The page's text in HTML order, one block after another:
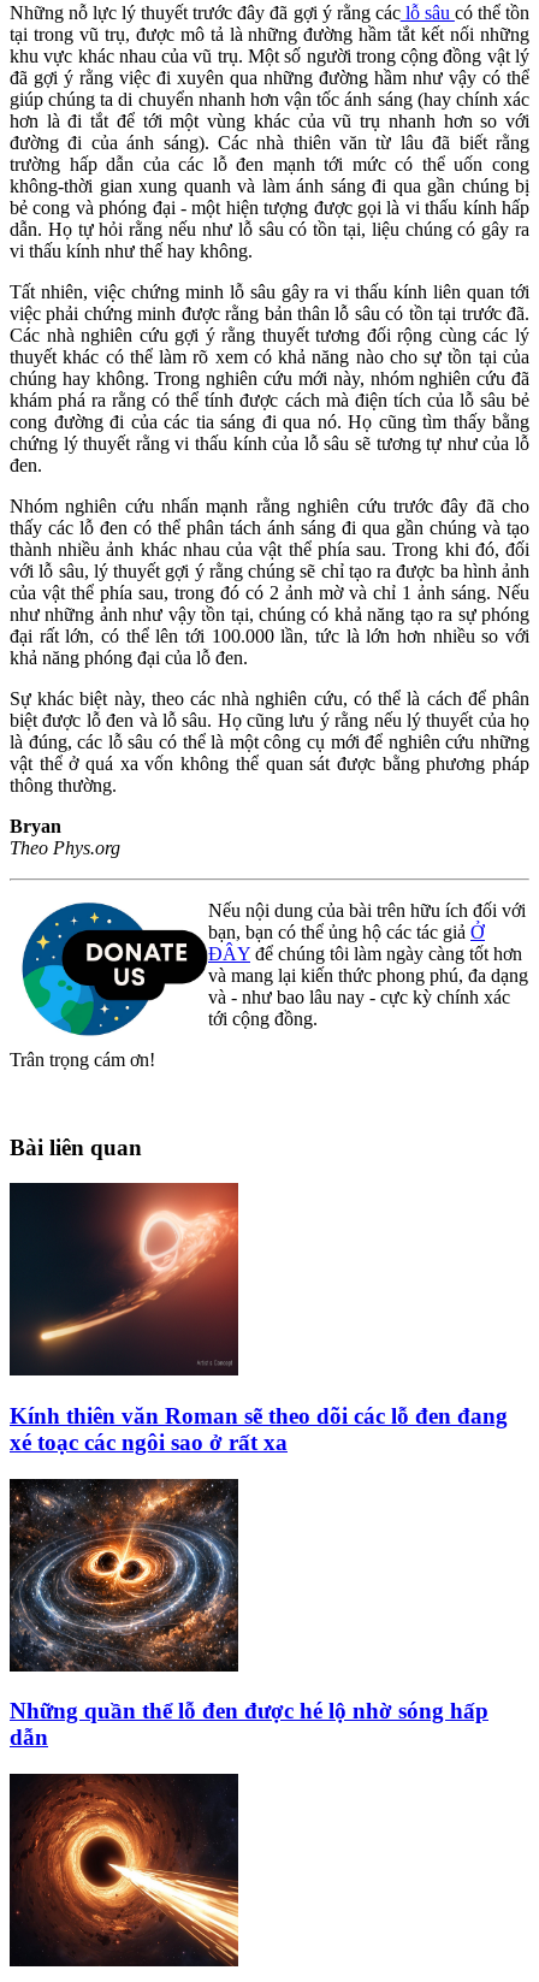
Những nỗ lực lý thuyết trước đây đã gợi ý rằng cáclỗ sâu có thể tồn
tại trong vũ trụ, được mô tả là những đường hầm tắt kết nối những
khu vực khác nhau của vũ trụ. Một số người trong cộng đồng vật lý
đã gợi ý rằng việc đi xuyên qua những đường hầm như vậy có thể
giúp chúng ta di chuyển nhanh hơn vận tốc ánh sáng (hay chính xác
hơn là đi tắt để tới một vùng khác của vũ trụ nhanh hơn so với
đường đi của ánh sáng). Các nhà thiên văn từ lâu đã biết rằng
trường hấp dẫn của các lỗ đen mạnh tới mức có thể uốn cong
không-thời gian xung quanh và làm ánh sáng đi qua gần chúng bị
bẻ cong và phóng đại - một hiện tượng được gọi là vi thấu kính hấp
dẫn. Họ tự hỏi rằng nếu như lỗ sâu có tồn tại, liệu chúng có gây ra
vi thấu kính như thế hay không.
Tất nhiên, việc chứng minh lỗ sâu gây ra vi thấu kính liên quan tới
việc phải chứng minh được rằng bản thân lỗ sâu có tồn tại trước đã.
Các nhà nghiên cứu gợi ý rằng thuyết tương đối rộng cùng các lý
thuyết khác có thể làm rõ xem có khả năng nào cho sự tồn tại của
chúng hay không. Trong nghiên cứu mới này, nhóm nghiên cứu đã
khám phá ra rằng có thể tính được cách mà điện tích của lỗ sâu bẻ
cong đường đi của các tia sáng đi qua nó. Họ cũng tìm thấy bằng
chứng lý thuyết rằng vi thấu kính của lỗ sâu sẽ tương tự như của lỗ
đen.
Nhóm nghiên cứu nhấn mạnh rằng nghiên cứu trước đây đã cho
thấy các lỗ đen có thể phân tách ánh sáng đi qua gần chúng và tạo
thành nhiều ảnh khác nhau của vật thể phía sau. Trong khi đó, đối
với lỗ sâu, lý thuyết gợi ý rằng chúng sẽ chỉ tạo ra được ba hình ảnh
của vật thể phía sau, trong đó có 2 ảnh mờ và chỉ 1 ảnh sáng. Nếu
như những ảnh như vậy tồn tại, chúng có khả năng tạo ra sự phóng
đại rất lớn, có thể lên tới 100.000 lần, tức là lớn hơn nhiều so với
khả năng phóng đại của lỗ đen.
Sự khác biệt này, theo các nhà nghiên cứu, có thể là cách để phân
biệt được lỗ đen và lỗ sâu. Họ cũng lưu ý rằng nếu lý thuyết của họ
là đúng, các lỗ sâu có thể là một công cụ mới để nghiên cứu những
vật thể ở quá xa vốn không thể quan sát được bằng phương pháp
thông thường.
Bryan
Theo Phys.org
Nếu nội dung của bài trên hữu ích đối với
bạn, bạn có thể ủng hộ các tác giả Ở
ĐÂY để chúng tôi làm ngày càng tốt hơn
và mang lại kiến thức phong phú, đa dạng
và - như bao lâu nay - cực kỳ chính xác
tới cộng đồng.
Trân trọng cám ơn!
Bài liên quan
Kính thiên văn Roman sẽ theo dõi các lỗ đen đang
xé toạc các ngôi sao ở rất xa
Những quần thể lỗ đen được hé lộ nhờ sóng hấp
dẫn